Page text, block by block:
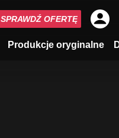
Produkcje oryginalne
SPRAWDŹ OFERTĘ